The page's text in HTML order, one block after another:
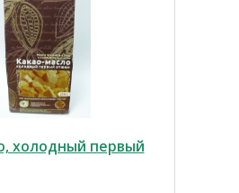
холодный первый